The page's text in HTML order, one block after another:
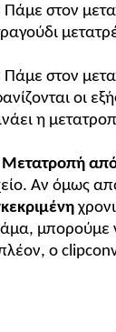
Πάμε στον
Πάμε στον
οι
η
Μετατροπή
Αν όμως
μπορούμε
ο